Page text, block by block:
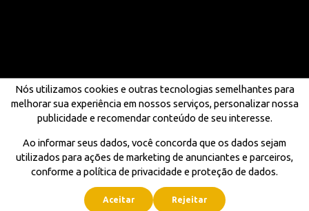
Nós utilizamos cookies e outras tecnologias semelhantes para
melhorar sua experiência em nossos serviços, personalizar nossa
publicidade e recomendar conteúdo de seu interesse.
Ao informar seus dados, você concorda que os dados sejam
utilizados para ações de marketing de anunciantes e parceiros,
conforme a política de privacidade e proteção de dados.
Aceitar Rejeitar